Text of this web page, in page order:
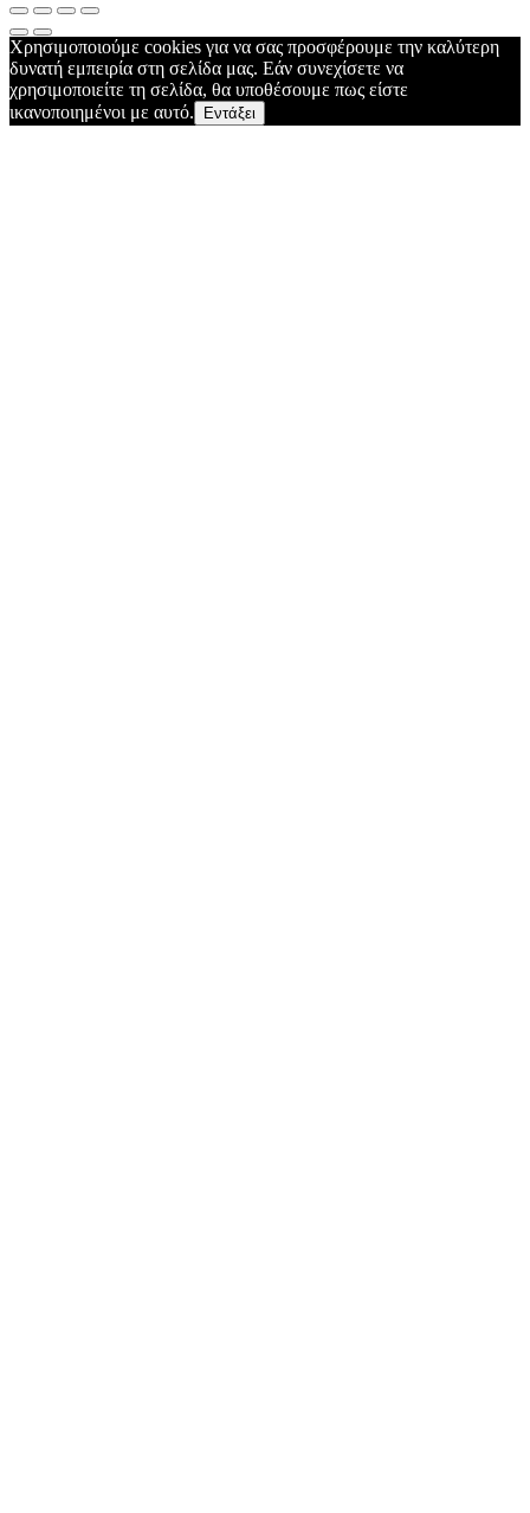
Χρησιμοποιούμε cookies για να σας προσφέρουμε την καλύτερη
δυνατή εμπειρία στη σελίδα μας. Εάν συνεχίσετε να
χρησιμοποιείτε τη σελίδα, θα υποθέσουμε πως είστε
ικανοποιημένοι με αυτό.
Εντάξει